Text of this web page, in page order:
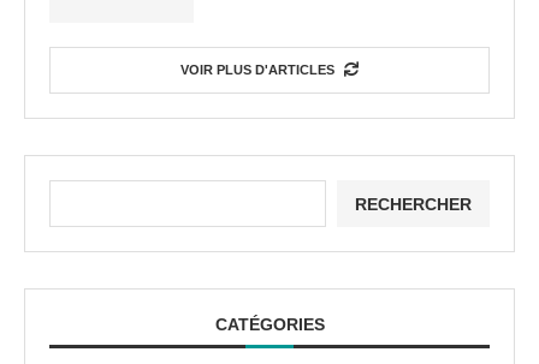
VOIR PLUS D'ARTICLES
RECHERCHER
CATÉGORIES